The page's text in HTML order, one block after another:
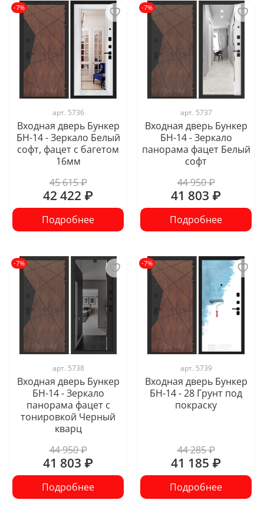
-7%
арт. 5736
Входная дверь Бункер
БН-14 - Зеркало Белый
софт, фацет с багетом
16мм
45 615 ₽
42 422 ₽
Подробнее
-7%
арт. 5737
Входная дверь Бункер
БН-14 - Зеркало
панорама фацет Белый
софт
44 950 ₽
41 803 ₽
Подробнее
-7%
арт. 5738
Входная дверь Бункер
БН-14 - Зеркало
панорама фацет с
тонировкой Черный
кварц
44 950 ₽
41 803 ₽
Подробнее
-7%
арт. 5739
Входная дверь Бункер
БН-14 - 28 Грунт под
покраску
44 285 ₽
41 185 ₽
Подробнее